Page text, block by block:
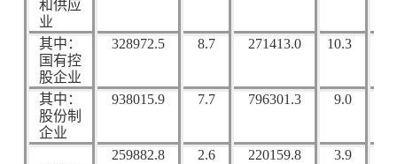
和供应
业
其中：
国有控
股企业
328972.5 8.7 271413.0 10.3
其中：
股份制
企业
938015.9 7.7 796301.3 9.0
259882.8 2.6 220159.8 3.9